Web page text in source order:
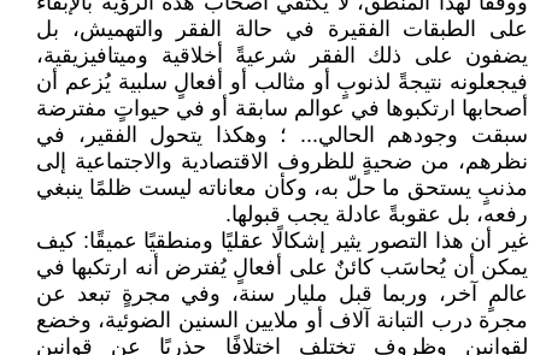
على الطبقات الفقيرة في حالة الفقر والتهميش، بل
يضفون على ذلك الفقر شرعيةً أخلاقية وميتافيزيقية،
فيجعلونه نتيجةً لذنوبٍ أو مثالب أو أفعالٍ سلبية يُزعم أن
أصحابها ارتكبوها في عوالم سابقة أو في حيواتٍ مفترضة
سبقت وجودهم الحالي... ؛ وهكذا يتحول الفقير، في
نظرهم، من ضحيةٍ للظروف الاقتصادية والاجتماعية إلى
مذنبٍ يستحق ما حلّ به، وكأن معاناته ليست ظلمًا ينبغي
رفعه، بل عقوبةً عادلة يجب قبولها.
غير أن هذا التصور يثير إشكالًا عقليًا ومنطقيًا عميقًا: كيف
يمكن أن يُحاسَب كائنٌ على أفعالٍ يُفترض أنه ارتكبها في
عالمٍ آخر، وربما قبل مليار سنة، وفي مجرةٍ تبعد عن
مجرة درب التبانة آلاف أو ملايين السنين الضوئية، وخضع
لقوانين وظروف تختلف اختلافًا جذريًا عن قوانين